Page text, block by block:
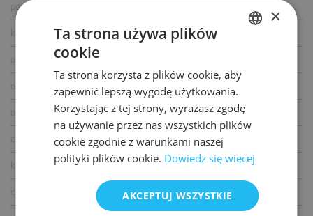
podwójne zasilanie
kontrola dostępu
okablowanie telefoniczne
okablowanie komputerowe
okablowanie elektryczne
centrala telefoniczna
klimatyzacja
ENGLISH
×
Ta strona używa plików
cookie
Ta strona korzysta z plików cookie, aby
zapewnić lepszą wygodę użytkowania.
Korzystając z tej strony, wyrażasz zgodę
na używanie przez nas wszystkich plików
cookie zgodnie z warunkami naszej
polityki plików cookie. Dowiedz się więcej
AKCEPTUJ WSZYSTKIE